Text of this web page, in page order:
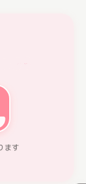
です
ます